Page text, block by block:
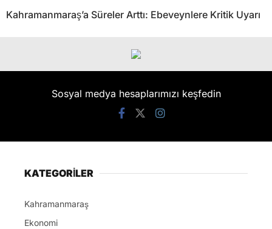
Kahramanmaraş’a Süreler Arttı: Ebeveynlere Kritik Uyarı
Sosyal medya hesaplarımızı keşfedin
KATEGORİLER
Kahramanmaraş
Ekonomi